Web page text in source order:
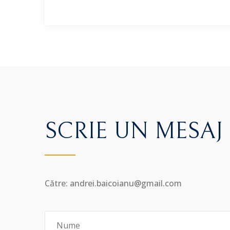
SCRIE UN MESAJ
Către: andrei.baicoianu@gmail.com